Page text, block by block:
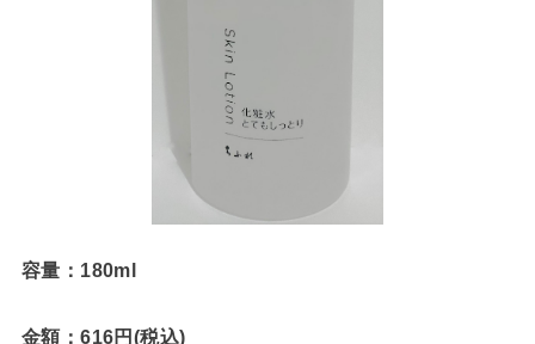
容量：180ml
金額：616円(税込)